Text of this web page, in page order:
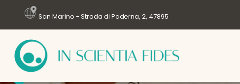
San Marino - Strada di Paderna, 2, 47895